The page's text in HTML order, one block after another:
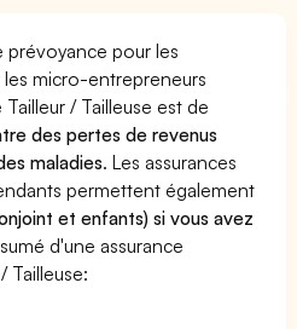
prévoyance pour les
micro-entrepreneurs
/ Tailleuse est de
des pertes de revenus
maladies. Les assurances
permettent également
et enfants) si vous avez
d'une assurance
Tailleuse: